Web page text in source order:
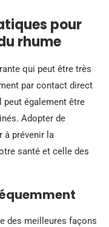
pour
rhume
qui peut être très
par contact direct
peut également être
Adopter de
à prévenir la
santé et celle des
des meilleures façons